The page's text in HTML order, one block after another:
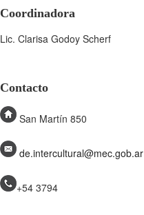
Coordinadora
Lic. Clarisa Godoy Scherf
Contacto
San Martín 850
de.intercultural@mec.gob.ar
+54 3794